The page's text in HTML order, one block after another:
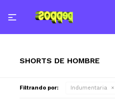

SHORTS DE HOMBRE
Filtrando por: Indumentaria